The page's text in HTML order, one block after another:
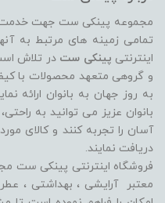
مجموعه پینکی ست جهت
تمامی زمینه های مرتبط به
اینترنتی پینکی ست در تلاش
و گروهی متعهد محصولات با
به روز جهان به بانوان ارائه
بانوان عزیز می توانيد به
آسان را تجربه کنند و کالای
دریافت نمایند.
فروشگاه اینترنتی پینکی ست
معتبر آرایشی ، بهداشتی ،